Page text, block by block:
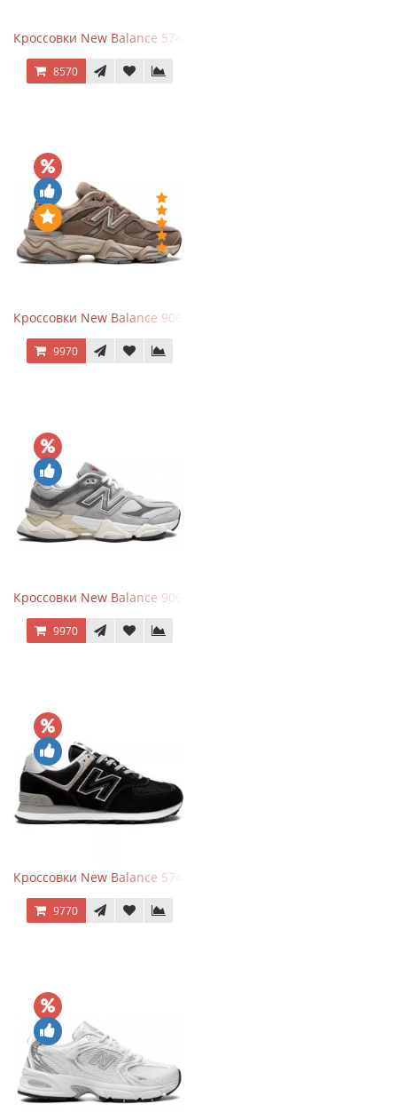
Кроссовки New Balance 574 Navy Blue White
8570
Кроссовки New Balance 9060 Mushroom
9970
Кроссовки New Balance 9060 Rain Cloud Grey
9970
Кроссовки New Balance 574 Evergreen Black
9770